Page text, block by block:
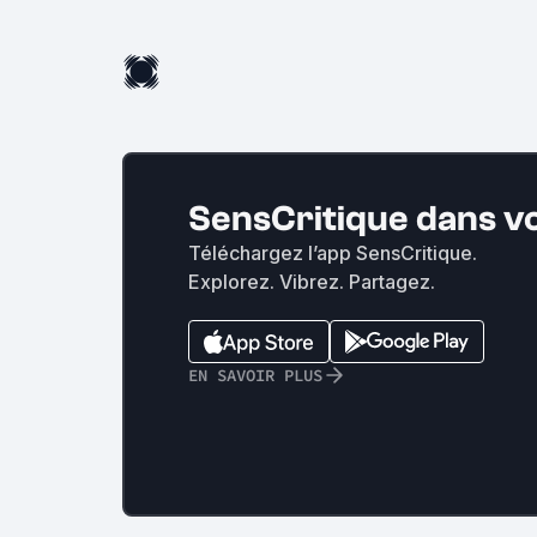
SensCritique dans
Téléchargez l’app SensCritique.
Explorez. Vibrez. Partagez.
EN SAVOIR PLUS